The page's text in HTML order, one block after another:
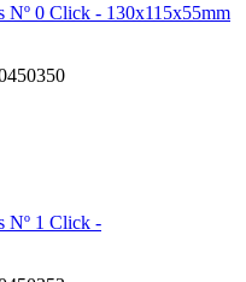
Nº 0 Click - 130x115x55mm
Nº 1 Click -